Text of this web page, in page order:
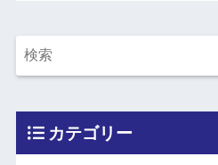
カテゴリー